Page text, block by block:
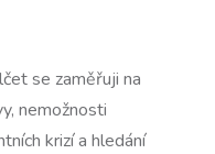
se zaměřuji na
nemožnosti
krizí a hledání